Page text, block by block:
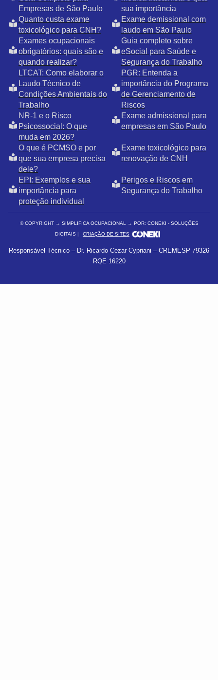
Empresas de São Paulo
sua importância
Quanto custa exame
toxicológico para CNH?
Exame demissional com
laudo em São Paulo
Exames ocupacionais
obrigatórios: quais são e
quando realizar?
Guia completo sobre
eSocial para Saúde e
Segurança do Trabalho
LTCAT: Como elaborar o
Laudo Técnico de
Condições Ambientais do
Trabalho
PGR: Entenda a
importância do Programa
de Gerenciamento de
Riscos
NR-1 e o Risco
Psicossocial: O que
muda em 2026?
Exame admissional para
empresas em São Paulo
O que é PCMSO e por
que sua empresa precisa
dele?
Exame toxicológico para
renovação de CNH
EPI: Exemplos e sua
importância para
proteção individual
Perigos e Riscos em
Segurança do Trabalho
© COPYRIGHT → SIMPLIFICA OCUPACIONAL → POR: CONEKI - SOLUÇÕES
DIGITAIS |
CRIAÇÃO DE SITES
Responsável Técnico – Dr. Ricardo Cezar Cypriani – CREMESP 79326
RQE 16220